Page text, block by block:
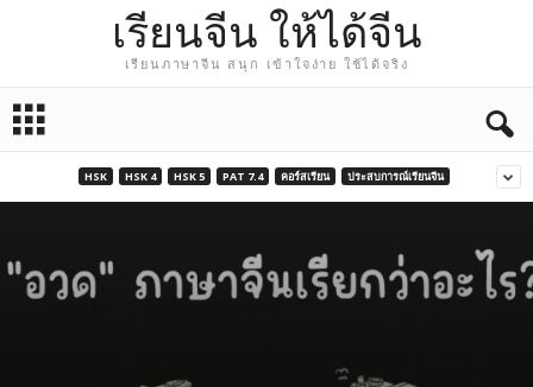
เรียนจีน ให้ได้จีน
เรียนภาษาจีน สนุก เข้าใจง่าย ใช้ได้จริง
HSK HSK 4 HSK 5 PAT 7.4 คอร์สเรียน ประสบการณ์เรียนจีน